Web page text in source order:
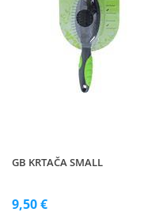
GB KRTAČA SMALL
9,50 €